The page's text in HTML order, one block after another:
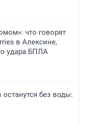
что говорят
в Алексине,
удара БПЛА
останутся без воды: